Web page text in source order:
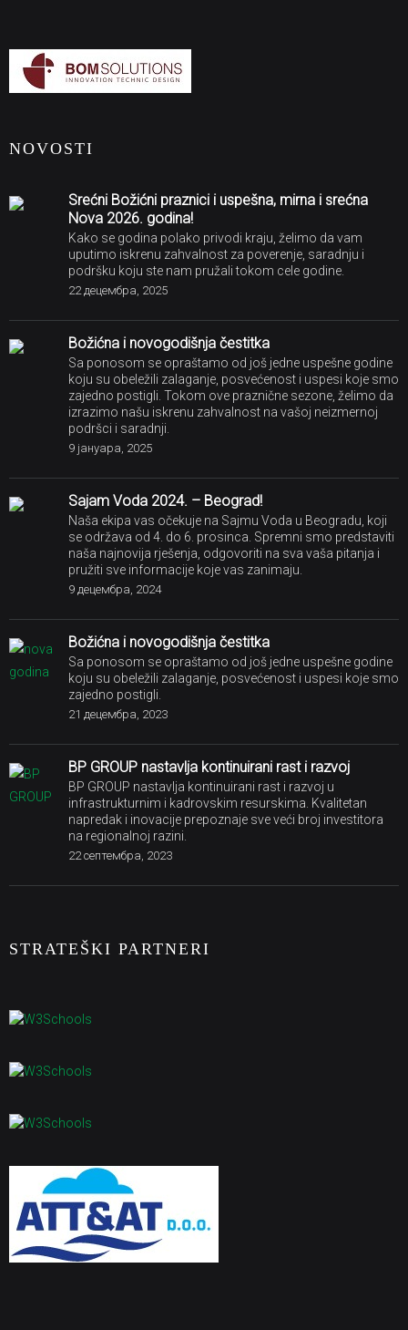
NOVOSTI
Srećni Božićni praznici i uspešna, mirna i srećna
Nova 2026. godina!
Kako se godina polako privodi kraju, želimo da vam
uputimo iskrenu zahvalnost za poverenje, saradnju i
podršku koju ste nam pružali tokom cele godine.
22 децембра, 2025
Božićna i novogodišnja čestitka
Sa ponosom se opraštamo od još jedne uspešne godine
koju su obeležili zalaganje, posvećenost i uspesi koje smo
zajedno postigli. Tokom ove praznične sezone, želimo da
izrazimo našu iskrenu zahvalnost na vašoj neizmernoj
podršci i saradnji.
9 јануара, 2025
Sajam Voda 2024. – Beograd!
Naša ekipa vas očekuje na Sajmu Voda u Beogradu, koji
se održava od 4. do 6. prosinca. Spremni smo predstaviti
naša najnovija rješenja, odgovoriti na sva vaša pitanja i
pružiti sve informacije koje vas zanimaju.
9 децембра, 2024
Božićna i novogodišnja čestitka
Sa ponosom se opraštamo od još jedne uspešne godine
koju su obeležili zalaganje, posvećenost i uspesi koje smo
zajedno postigli.
21 децембра, 2023
BP GROUP nastavlja kontinuirani rast i razvoj
BP GROUP nastavlja kontinuirani rast i razvoj u
infrastrukturnim i kadrovskim resurskima. Kvalitetan
napredak i inovacije prepoznaje sve veći broj investitora
na regionalnoj razini.
22 септембра, 2023
STRATEŠKI PARTNERI